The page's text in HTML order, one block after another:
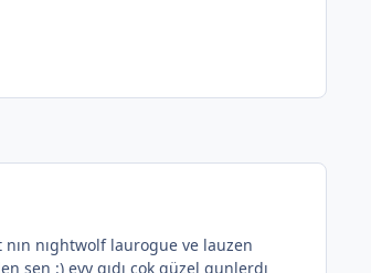
nın nıghtwolf laurogue ve lauzen
sen :) eyy gıdı cok güzel gunlerdı